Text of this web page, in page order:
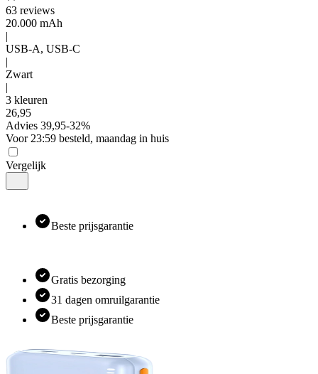
63 reviews
20.000 mAh
|
USB-A, USB-C
|
Zwart
|
3 kleuren
26,95
Advies 39,95-32%
Voor 23:59 besteld, maandag in huis
Vergelijk
Beste prijsgarantie
Gratis bezorging
31 dagen omruilgarantie
Beste prijsgarantie